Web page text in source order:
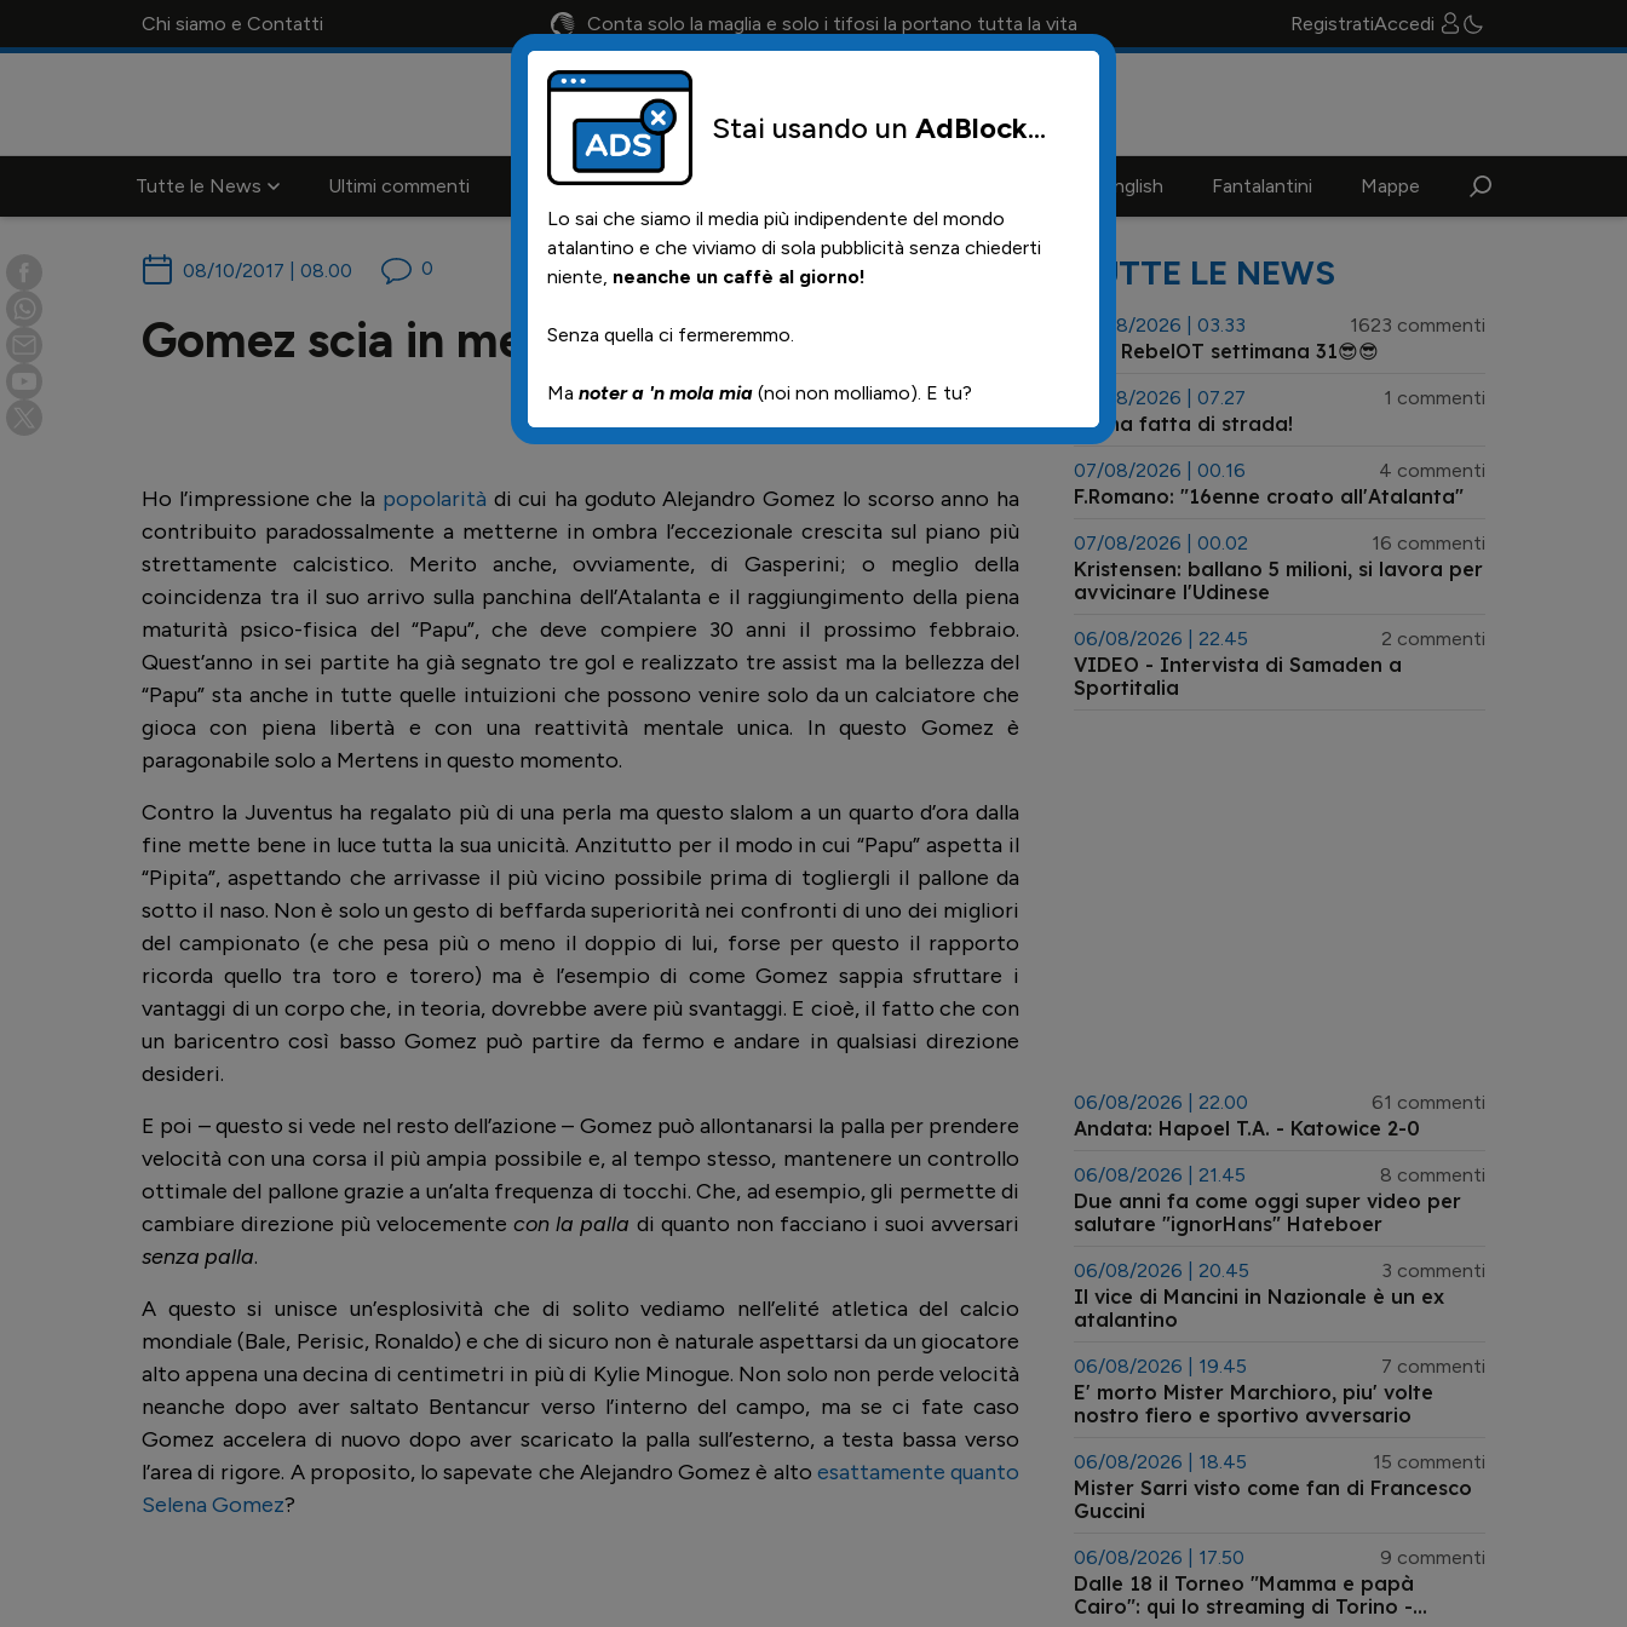
Chi siamo e Contatti Conta solo la maglia e solo i tifosi la portano tutta la vita RegistratiAccedi
Tutte le News Ultimi commenti Calendario Il 12° Uomo News in english Fantalantini Mappe
08/10/2017 | 08.00 0
Gomez scia in mezzo alla Juventus
Ho l’impressione che la popolarità di cui ha goduto Alejandro Gomez lo scorso anno ha
contribuito paradossalmente a metterne in ombra l’eccezionale crescita sul piano più
strettamente calcistico. Merito anche, ovviamente, di Gasperini; o meglio della
coincidenza tra il suo arrivo sulla panchina dell’Atalanta e il raggiungimento della piena
maturità psico-fisica del “Papu”, che deve compiere 30 anni il prossimo febbraio.
Quest’anno in sei partite ha già segnato tre gol e realizzato tre assist ma la bellezza del
“Papu” sta anche in tutte quelle intuizioni che possono venire solo da un calciatore che
gioca con piena libertà e con una reattività mentale unica. In questo Gomez è
paragonabile solo a Mertens in questo momento.
Contro la Juventus ha regalato più di una perla ma questo slalom a un quarto d’ora dalla
fine mette bene in luce tutta la sua unicità. Anzitutto per il modo in cui “Papu” aspetta il
“Pipita”, aspettando che arrivasse il più vicino possibile prima di togliergli il pallone da
sotto il naso. Non è solo un gesto di beffarda superiorità nei confronti di uno dei migliori
del campionato (e che pesa più o meno il doppio di lui, forse per questo il rapporto
ricorda quello tra toro e torero) ma è l’esempio di come Gomez sappia sfruttare i
vantaggi di un corpo che, in teoria, dovrebbe avere più svantaggi. E cioè, il fatto che con
un baricentro così basso Gomez può partire da fermo e andare in qualsiasi direzione
desideri.
E poi – questo si vede nel resto dell’azione – Gomez può allontanarsi la palla per prendere
velocità con una corsa il più ampia possibile e, al tempo stesso, mantenere un controllo
ottimale del pallone grazie a un’alta frequenza di tocchi. Che, ad esempio, gli permette di
cambiare direzione più velocementecon la palla di quanto non facciano i suoi avversari
senza palla.
A questo si unisce un’esplosività che di solito vediamo nell’elité atletica del calcio
mondiale (Bale, Perisic, Ronaldo) e che di sicuro non è naturale aspettarsi da un giocatore
alto appena una decina di centimetri in più di Kylie Minogue. Non solo non perde velocità
neanche dopo aver saltato Bentancur verso l’interno del campo, ma se ci fate caso
Gomez accelera di nuovo dopo aver scaricato la palla sull’esterno, a testa bassa verso
l’area di rigore. A proposito, lo sapevate che Alejandro Gomez è alto esattamente quanto
Selena Gomez?
TUTTE LE NEWS
03/08/2026 | 03.33 1623 commenti
😎😎 RebelOT settimana 31😎😎
07/08/2026 | 07.27 1 commenti
Ne ha fatta di strada!
07/08/2026 | 00.16 4 commenti
F.Romano: "16enne croato all'Atalanta"
07/08/2026 | 00.02 16 commenti
Kristensen: ballano 5 milioni, si lavora per
avvicinare l'Udinese
06/08/2026 | 22.45 2 commenti
VIDEO - Intervista di Samaden a
Sportitalia
06/08/2026 | 22.00 61 commenti
Andata: Hapoel T.A. - Katowice 2-0
06/08/2026 | 21.45 8 commenti
Due anni fa come oggi super video per
salutare "ignorHans" Hateboer
06/08/2026 | 20.45 3 commenti
Il vice di Mancini in Nazionale è un ex
atalantino
06/08/2026 | 19.45 7 commenti
E' morto Mister Marchioro, piu' volte
nostro fiero e sportivo avversario
06/08/2026 | 18.45 15 commenti
Mister Sarri visto come fan di Francesco
Guccini
06/08/2026 | 17.50 9 commenti
Dalle 18 il Torneo "Mamma e papà
Cairo": qui lo streaming di Torino -
Stai usando un AdBlock...
Lo sai che siamo il media più indipendente del mondo
atalantino e che viviamo di sola pubblicità senza chiederti
niente, neanche un caffè al giorno!
Senza quella ci fermeremmo.
Ma noter a 'n mola mia (noi non molliamo). E tu?